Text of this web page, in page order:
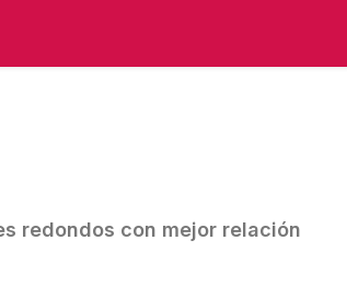
redondos con mejor relación